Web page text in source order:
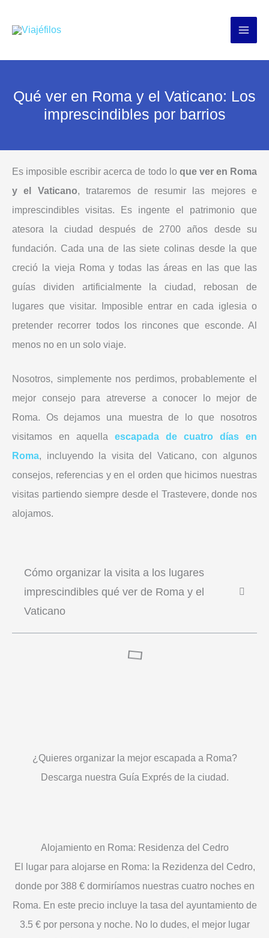
Qué ver en Roma y el Vaticano: Los
imprescindibles por barrios
Es imposible escribir acerca de todo lo que ver en Roma
y el Vaticano, trataremos de resumir las mejores e
imprescindibles visitas. Es ingente el patrimonio que
atesora la ciudad después de 2700 años desde su
fundación. Cada una de las siete colinas desde la que
creció la vieja Roma y todas las áreas en las que las
guías dividen artificialmente la ciudad, rebosan de
lugares que visitar. Imposible entrar en cada iglesia o
pretender recorrer todos los rincones que esconde. Al
menos no en un solo viaje.
Nosotros, simplemente nos perdimos, probablemente el
mejor consejo para atreverse a conocer lo mejor de
Roma. Os dejamos una muestra de lo que nosotros
visitamos en aquella escapada de cuatro días en
Roma, incluyendo la visita del Vaticano, con algunos
consejos, referencias y en el orden que hicimos nuestras
visitas partiendo siempre desde el Trastevere, donde nos
alojamos.
Cómo organizar la visita a los lugares
imprescindibles qué ver de Roma y el
Vaticano
¿Quieres organizar la mejor escapada a Roma?
Descarga nuestra Guía Exprés de la ciudad.
Alojamiento en Roma: Residenza del Cedro
El lugar para alojarse en Roma: la Rezidenza del Cedro,
donde por 388 € dormiríamos nuestras cuatro noches en
Roma. En este precio incluye la tasa del ayuntamiento de
3.5 € por persona y noche. No lo dudes, el mejor lugar